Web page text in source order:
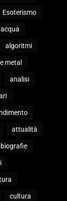
Esoterismo
acqua
algoritmi
metal
analisi
attualità
biografie
cultura